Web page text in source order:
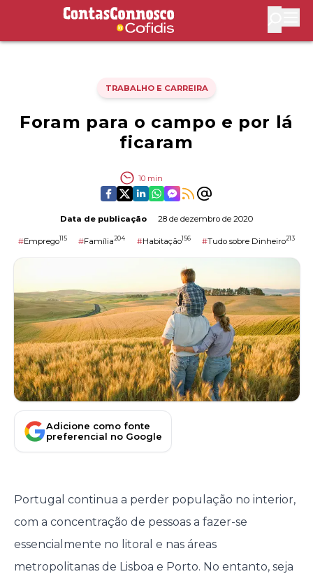
Contas Connosco by Cofidis
TRABALHO E CARREIRA
Foram para o campo e por lá
ficaram
10 min
Data de publicação 28 de dezembro de 2020
#Emprego115 #Família204 #Habitação156 #Tudo sobre Dinheiro213
Adicione como fonte
preferencial no Google
Portugal continua a perder população no interior,
com a concentração de pessoas a fazer-se
essencialmente no litoral e nas áreas
metropolitanas de Lisboa e Porto. No entanto, seja